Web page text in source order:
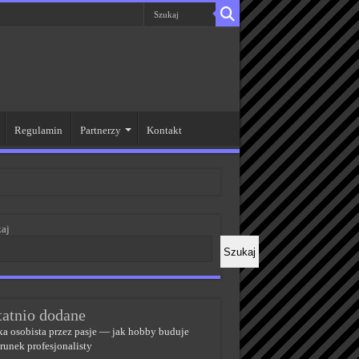
Regulamin Partnerzy Kontakt
Szukaj
dodane
osobista przez pasje — jak hobby buduje
profesjonalisty